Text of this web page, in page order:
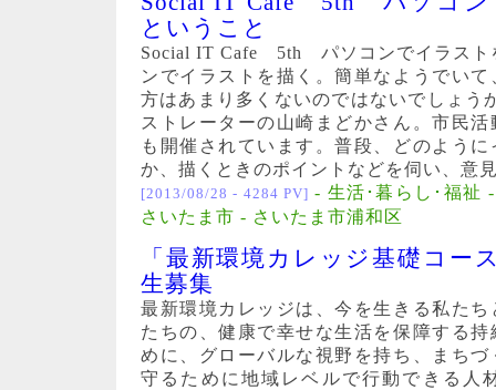
ということ
Social IT Cafe 5th パソコンでイラスト
ンでイラストを描く。簡単なようでい
方はあまり多くないのではないでしょ
ストレーターの山崎まどかさん。市民
も開催されています。普段、どのよう
か、描くときのポイントなどを伺い、意
[2013/08/28 - 4284 PV] - 生活･暮らし･福祉
さいたま市 - さいたま市浦和区
「最新環境カレッジ基礎コー
生募集
最新環境カレッジは、今を生きる私た
たちの、健康で幸せな生活を保障する
めに、グローバルな視野を持ち、まち
守るために地域レベルで行動できる人